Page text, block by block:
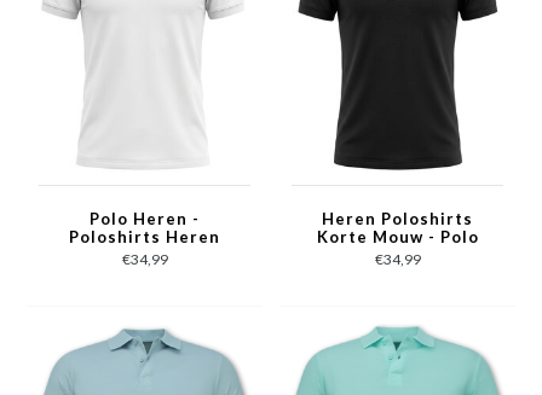
Polo Heren -
Poloshirts Heren
Korte Mouw - Slim Fit
Herenpolo - A150-2 -
€34,99
Heren Poloshirts
Korte Mouw - Polo
Shirt Heren - Polo
Heren Slim Fit - A150-
€34,99